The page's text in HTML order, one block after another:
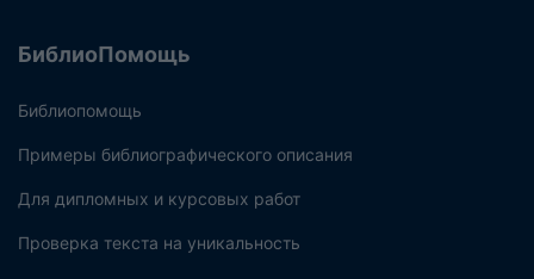
БиблиоПомощь
Библиопомощь
Примеры библиографического описания
Для дипломных и курсовых работ
Проверка текста на уникальность